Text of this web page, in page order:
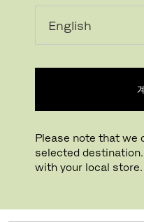
Please note that we
selected
with your local store.
위시리스트에 추가하기
Buying online? This is our
online purchasing. Orders can be